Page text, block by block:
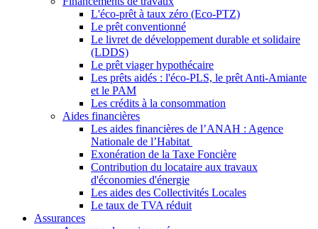
L'éco-prêt à taux zéro (Eco-PTZ)
Le prêt conventionné
Le livret de développement durable et solidaire
(LDDS)
Le prêt viager hypothécaire
Les prêts aidés : l'éco-PLS, le prêt Anti-Amiante
et le PAM
Les crédits à la consommation
Aides financières
Les aides financières de l’ANAH : Agence
Nationale de l’Habitat
Exonération de la Taxe Foncière
Contribution du locataire aux travaux
d'économies d'énergie
Les aides des Collectivités Locales
Le taux de TVA réduit
Assurances